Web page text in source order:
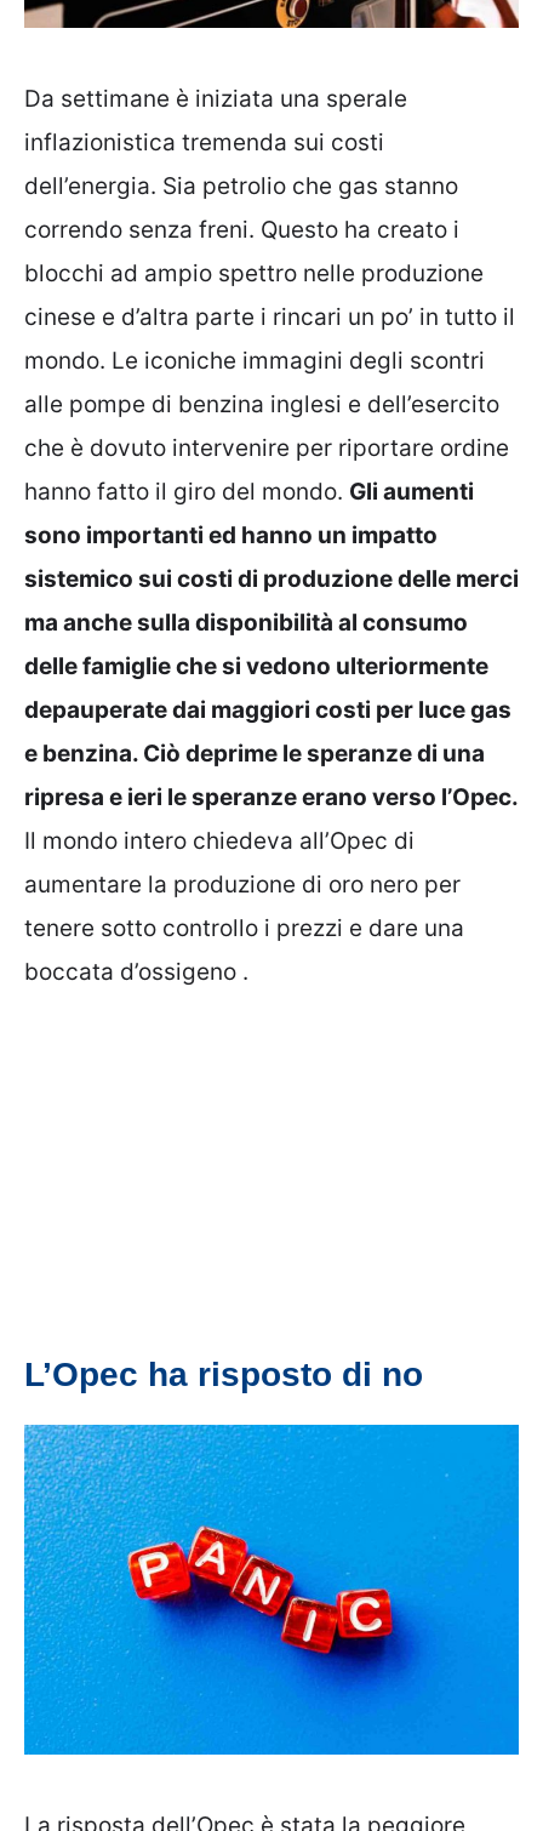
Da settimane è iniziata una sperale
inflazionistica tremenda sui costi
dell’energia. Sia petrolio che gas stanno
correndo senza freni. Questo ha creato i
blocchi ad ampio spettro nelle produzione
cinese e d’altra parte i rincari un po’ in tutto il
mondo. Le iconiche immagini degli scontri
alle pompe di benzina inglesi e dell’esercito
che è dovuto intervenire per riportare ordine
hanno fatto il giro del mondo. Gli aumenti
sono importanti ed hanno un impatto
sistemico sui costi di produzione delle merci
ma anche sulla disponibilità al consumo
delle famiglie che si vedono ulteriormente
depauperate dai maggiori costi per luce gas
e benzina. Ciò deprime le speranze di una
ripresa e ieri le speranze erano verso l’Opec.
Il mondo intero chiedeva all’Opec di
aumentare la produzione di oro nero per
tenere sotto controllo i prezzi e dare una
boccata d’ossigeno .
L’Opec ha risposto di no
La risposta dell’Opec è stata la peggiore